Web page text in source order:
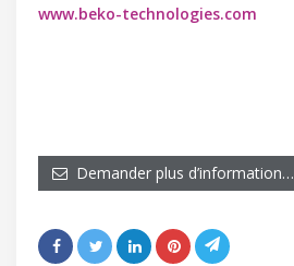
www.beko-technologies.com
Demander plus d’information…